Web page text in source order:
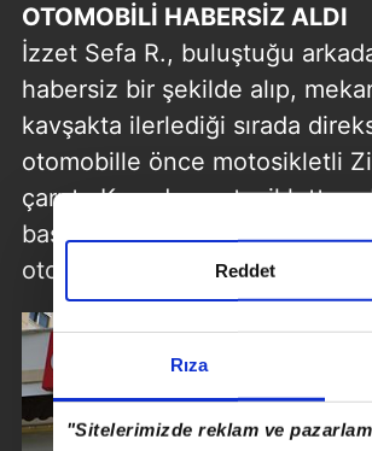
Rıza
"Sitelerimizde reklam ve
Reddet
OTOMOBİLİ HABERSİZ ALDI
İzzet Sefa R., buluştuğu
habersiz bir şekilde alıp,
kavşakta ilerlediği sırada
otomobille önce motosikletli
çarptı. Kazada, motosikletten
başını asfalta çarparak ağır
otomobili ve sevgilisini bırakıp,